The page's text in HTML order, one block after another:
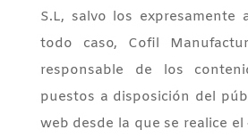
S.L, salvo los expresamente
todo caso, Cofil
responsable de los
puestos a disposición del
web desde la que se realice el